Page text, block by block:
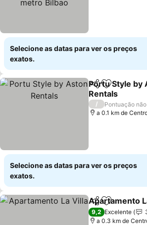
Selecione as datas para ver os preços
exatos.
PartilharAdicionar
Portu Style by
Rentals
Ver preços
/
Pontuação
a 0.1 km de
Selecione as datas para ver os preços
exatos.
PartilharAdicionar
Apartamento
9,2 Excelente
a 0.3 km de